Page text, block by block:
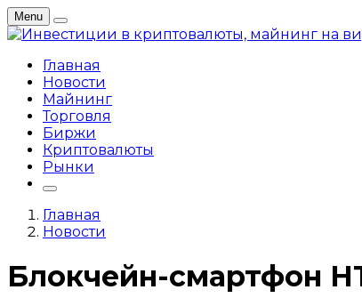
Menu
Главная
Новости
Майнинг
Торговля
Биржи
Криптовалюты
Рынки
Главная
Новости
Блокчейн-смартфон